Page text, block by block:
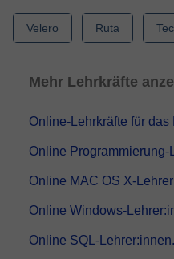
Velero Ruta
Mehr Lehrkräfte
Online-Lehrkräfte für das
Online Programmierung-
Online MAC OS X-
Online Windows-
Online SQL-Lehrer:innen.